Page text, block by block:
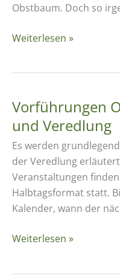
Obstbaum. Doch so
Veredlungskurse
Weiterlesen »
Vorführungen
und Veredlung
Es werden
der Veredlung
Veranstaltungen
Halbtagsformat statt.
Kalender, wann der
Vorführungen
Weiterlesen »